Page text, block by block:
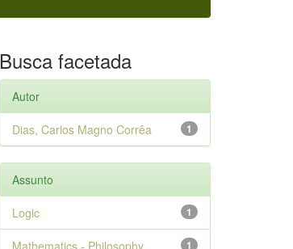
Busca facetada
Autor
1
Dias, Carlos Magno Corrêa
Assunto
1
Logic
1
Mathematics - Philosophy